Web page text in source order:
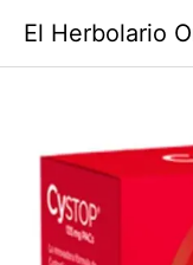
contenido
El Herbolario